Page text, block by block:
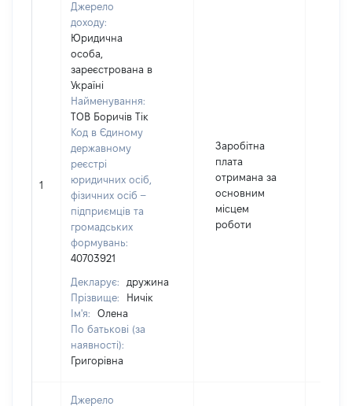
1
Джерело
доходу:
Юридична
особа,
зареєстрована в
Україні
Найменування:
ТОВ Боричів Тік
Код в Єдиному
державному
реєстрі
юридичних осіб,
фізичних осіб –
підприємців та
громадських
формувань:
40703921
Декларує:
дружина
Прізвище:
Ничік
Ім'я:
Олена
По батькові (за
наявності):
Григорівна
Заробітна
плата
отримана за
основним
місцем
роботи
Джерело